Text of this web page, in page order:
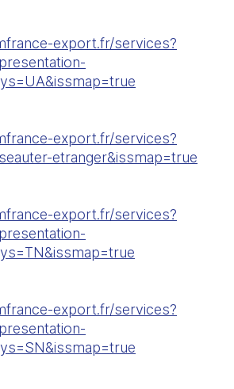
export.fr/services?
export.fr/services?
etranger&issmap=true
export.fr/services?
export.fr/services?